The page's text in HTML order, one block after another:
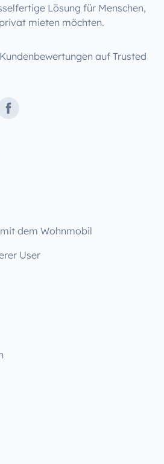
Lösung für Menschen,
mieten möchten.
auf Trusted
Facebook
dem Wohnmobil
User